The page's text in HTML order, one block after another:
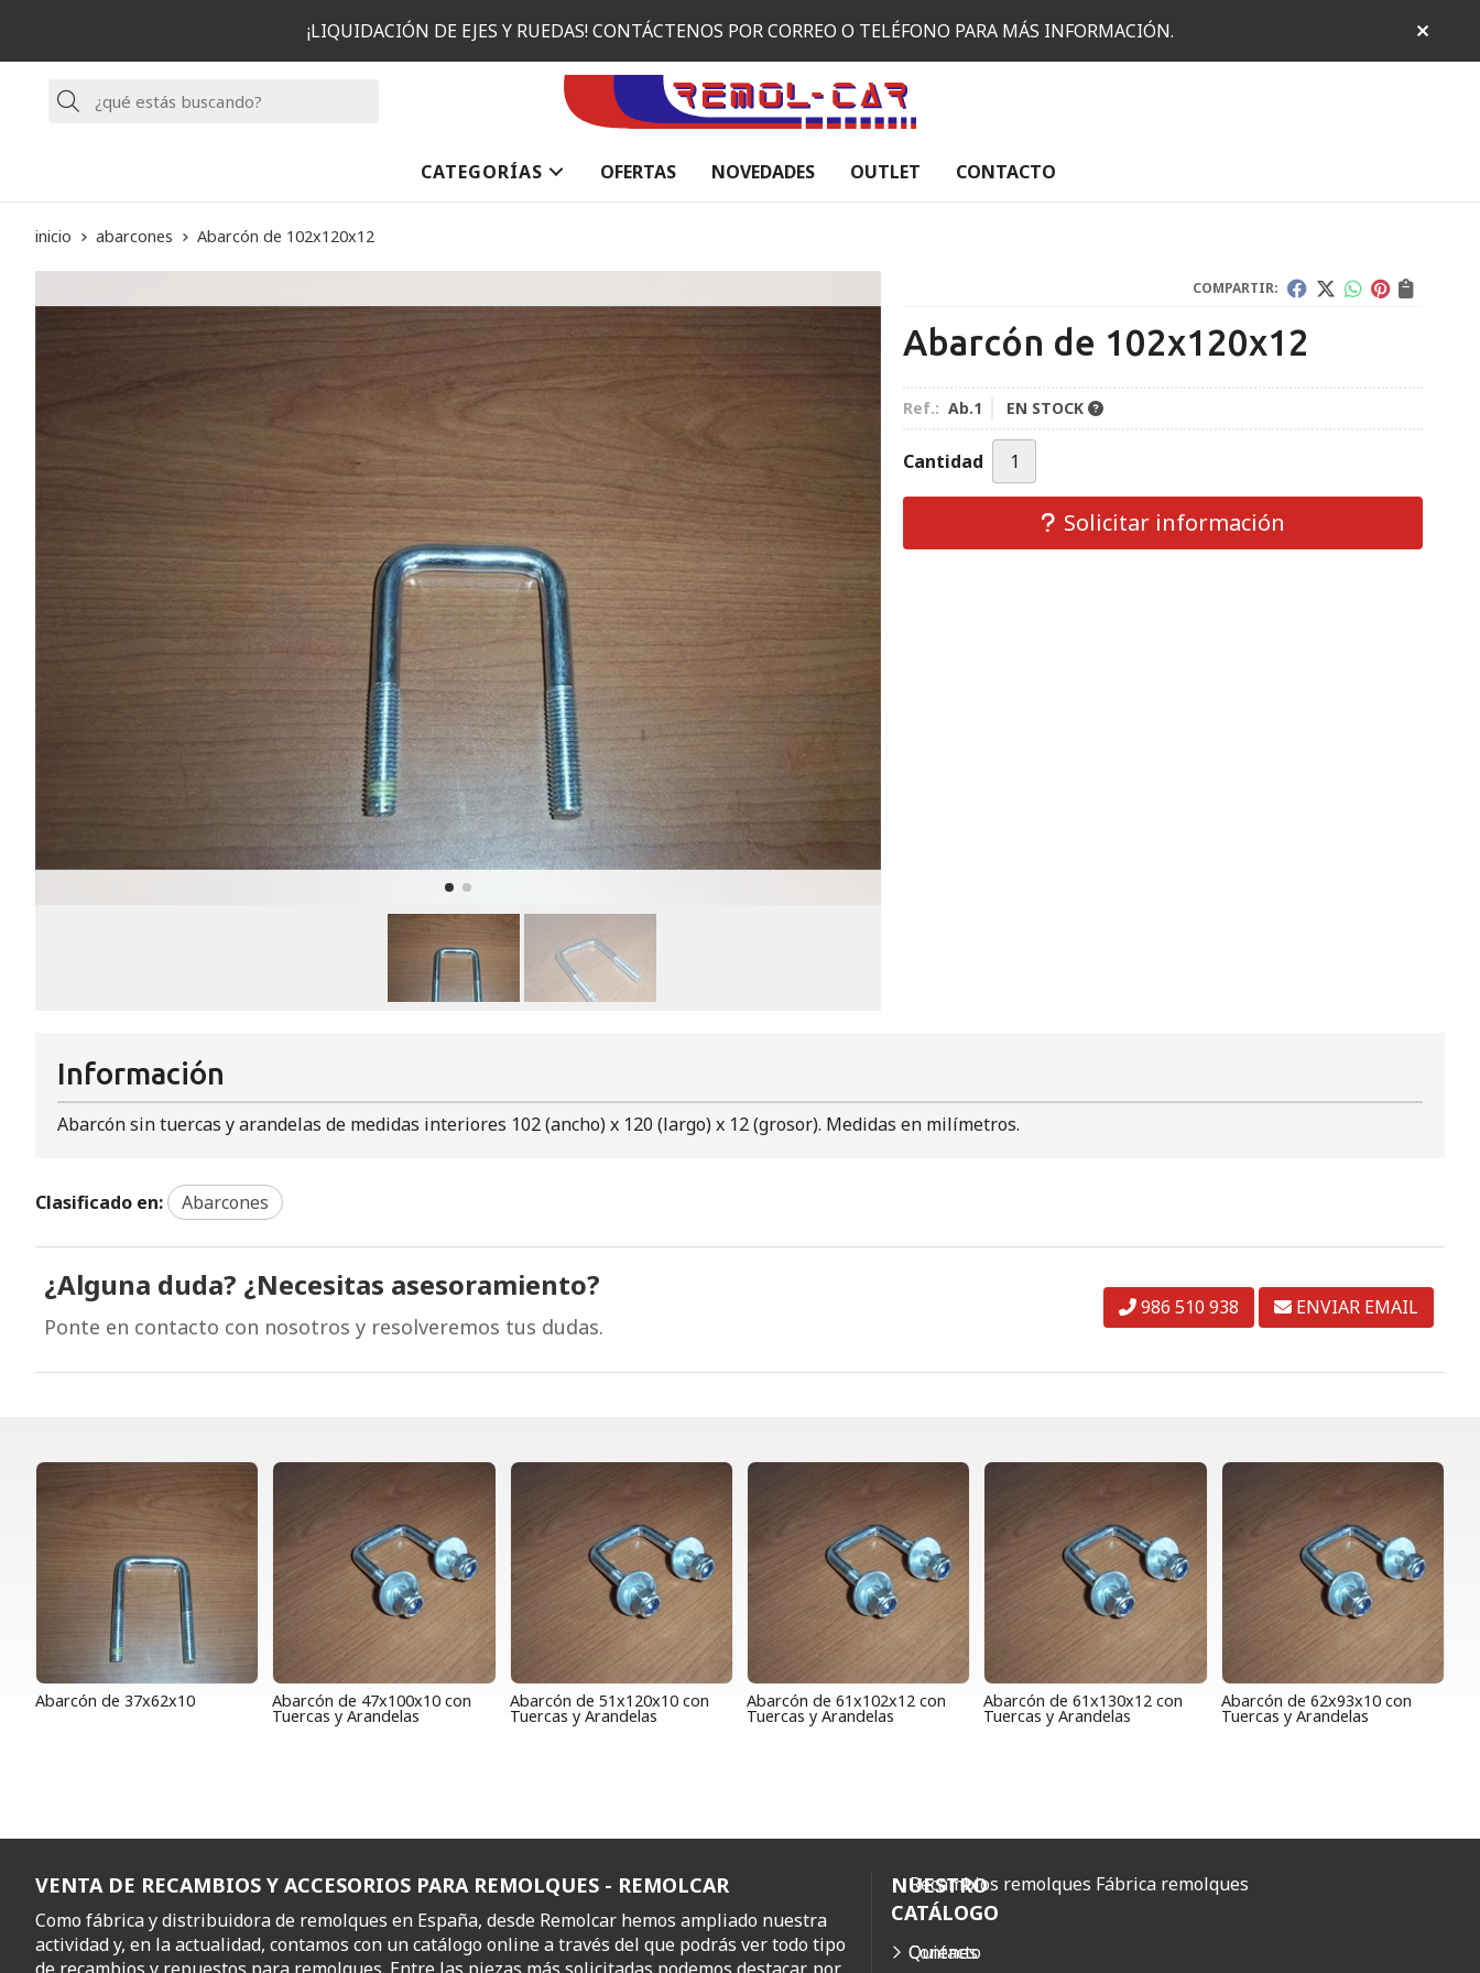
¡LIQUIDACIÓN DE EJES Y RUEDAS! CONTÁCTENOS POR CORREO O TELÉFONO PARA MÁS INFORMACIÓN.
Buscar
CATEGORÍAS OFERTAS NOVEDADES OUTLET CONTACTO
inicio abarcones Abarcón de 102x120x12
COMPARTIR:
Abarcón de 102x120x12
Ref.: Ab.1 EN STOCK
Cantidad
Solicitar información
Información
Abarcón sin tuercas y arandelas de medidas interiores 102 (ancho) x 120 (largo) x 12 (grosor). Medidas en milímetros.
Clasificado en: Abarcones
¿Alguna duda? ¿Necesitas asesoramiento?
Ponte en contacto con nosotros y resolveremos tus dudas.
986 510 938 ENVIAR EMAIL
Abarcón de 37x62x10 Abarcón de 47x100x10 con
Tuercas y Arandelas
Abarcón de 51x120x10 con
Tuercas y Arandelas
Abarcón de 61x102x12 con
Tuercas y Arandelas
Abarcón de 61x130x12 con
Tuercas y Arandelas
Abarcón de 62x93x10 con
Tuercas y Arandelas
VENTA DE RECAMBIOS Y ACCESORIOS PARA REMOLQUES - REMOLCAR
Como fábrica y distribuidora de remolques en España, desde Remolcar hemos ampliado nuestra
actividad y, en la actualidad, contamos con un catálogo online a través del que podrás ver todo tipo
NUESTRO
CATÁLOGO
Quiénes
Contacto
Recambios remolques Fábrica remolques